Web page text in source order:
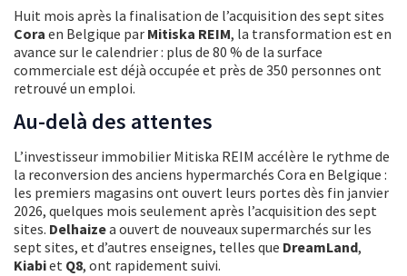
Huit mois après la finalisation de l’acquisition des sept sites
Cora en Belgique par Mitiska REIM, la transformation est en
avance sur le calendrier : plus de 80 % de la surface
commerciale est déjà occupée et près de 350 personnes ont
retrouvé un emploi.
Au-delà des attentes
L’investisseur immobilier Mitiska REIM accélère le rythme de
la reconversion des anciens hypermarchés Cora en Belgique :
les premiers magasins ont ouvert leurs portes dès fin janvier
2026, quelques mois seulement après l’acquisition des sept
sites. Delhaizea ouvert de nouveaux supermarchés sur les
sept sites, et d’autres enseignes, telles que DreamLand,
Kiabiet Q8, ont rapidement suivi.